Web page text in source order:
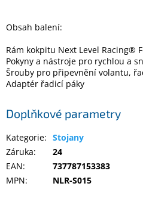
Obsah balení:
Rám kokpitu Next Level Racing®
Pokyny a nástroje pro rychlou a
Šrouby pro připevnění volantu,
Adaptér řadicí páky
Doplňkové parametry
Kategorie: Stojany
Záruka:
24
EAN:
737787153383
MPN: NLR-S015